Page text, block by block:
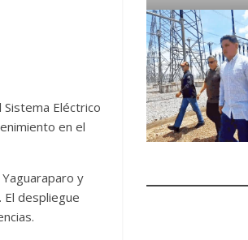
Eléctrico
en el
y
El despliegue